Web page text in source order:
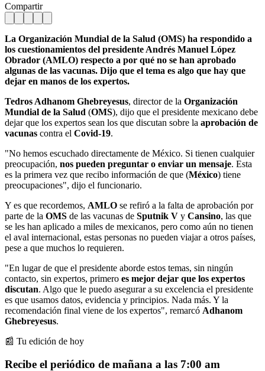
Compartir
La Organización Mundial de la Salud (OMS) ha respondido a
los cuestionamientos del presidente Andrés Manuel López
Obrador (AMLO) respecto a por qué no se han aprobado
algunas de las vacunas. Dijo que el tema es algo que hay que
dejar en manos de los expertos.
Tedros Adhanom Ghebreyesus, director de la Organización
Mundial de la Salud (OMS), dijo que el presidente mexicano debe
dejar que los expertos sean los que discutan sobre la aprobación de
vacunas contra el Covid-19.
"No hemos escuchado directamente de México. Si tienen cualquier
preocupación, nos pueden preguntar o enviar un mensaje. Esta
es la primera vez que recibo información de que (México) tiene
preocupaciones", dijo el funcionario.
Y es que recordemos, AMLO se refiró a la falta de aprobación por
parte de la OMS de las vacunas de Sputnik V y Cansino, las que
se les han aplicado a miles de mexicanos, pero como aún no tienen
el aval internacional, estas personas no pueden viajar a otros países,
pese a que muchos lo requieren.
"En lugar de que el presidente aborde estos temas, sin ningún
contacto, sin expertos, primero es mejor dejar que los expertos
discutan. Algo que le puedo asegurar a su excelencia el presidente
es que usamos datos, evidencia y principios. Nada más. Y la
recomendación final viene de los expertos", remarcó Adhanom
Ghebreyesus.
📰 Tu edición de hoy
Recibe el periódico de mañana a las 7:00 am